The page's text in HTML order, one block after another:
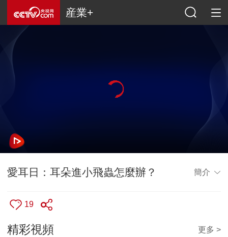
産業+
愛耳日：耳朵進小飛蟲怎麼辦？ 簡介
19
精彩視頻 更多 >